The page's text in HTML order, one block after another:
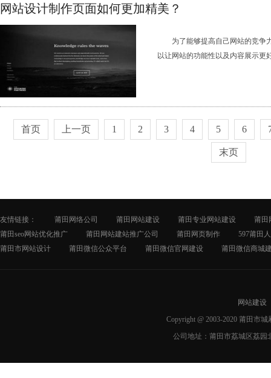
网站设计制作页面如何更加精美？
为了能够提高自己网站的竞争
以让网站的功能性以及内容展示更
首页 上一页 1 2 3 4 5 6
末页
友情链接： 莆田网络公司 莆田网站建设 莆田专业网站建设
莆田
莆田seo网站优化推广
莆田网站建站推广公司 莆田网页制作
597莆田
莆田市网站设计
莆田微信公众平台 莆田微信官网建设 莆田微信商城
网站建设
Copyright @ 2003-2020 莆田市
公司地址：莆田市荔城区荔